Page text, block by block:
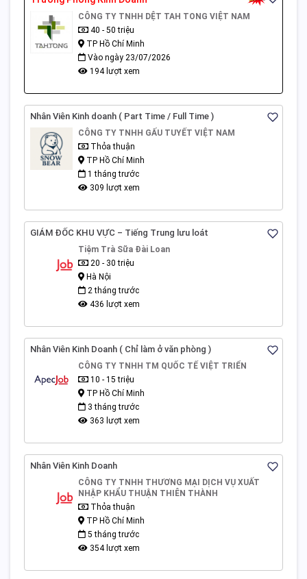
CÔNG TY TNHH DỆT TAH TONG VIỆT NAM
40 - 50 triệu
TP Hồ Chí Minh
Vào ngày 23/07/2026
194 lượt xem
Nhân Viên Kinh doanh ( Part Time / Full Time )
CÔNG TY TNHH GẤU TUYẾT VIỆT NAM
Thỏa thuận
TP Hồ Chí Minh
1 tháng trước
309 lượt xem
GIÁM ĐỐC KHU VỰC – Tiếng Trung lưu loát
Tiệm Trà Sữa Đài Loan
20 - 30 triệu
Hà Nội
2 tháng trước
436 lượt xem
Nhân Viên Kinh Doanh ( Chỉ làm ở văn phòng )
CÔNG TY TNHH TM QUỐC TẾ VIỆT TRIỂN
10 - 15 triệu
TP Hồ Chí Minh
3 tháng trước
363 lượt xem
Nhân Viên Kinh Doanh
CÔNG TY TNHH THƯƠNG MẠI DỊCH VỤ XUẤT
NHẬP KHẨU THUẬN THIÊN THÀNH
Thỏa thuận
TP Hồ Chí Minh
5 tháng trước
354 lượt xem